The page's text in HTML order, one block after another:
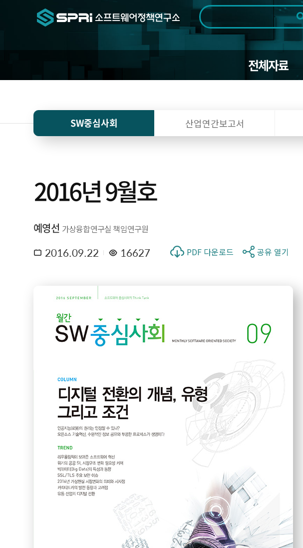
검색범위 전체
기간 전체 1일 1주 1개월
~
전체자료
SW중심사회 산업연간보고서
2016년 9월호
예영선 가상융합연구실 책임연구원
2016.09.22 16627 PDF 다운로드 공유 열기